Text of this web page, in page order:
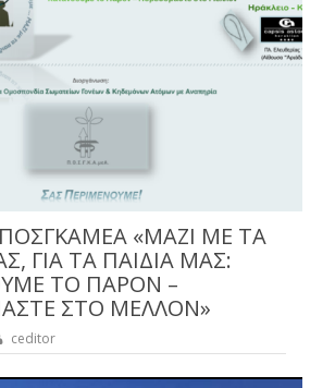
«ΜΑΖΙ ΜΕ ΤΑ
ΓΙΑ ΤΑ ΠΑΙΔΙΑ ΜΑΣ:
ΤΟ ΠΑΡΟΝ –
ΣΤΟ ΜΕΛΛΟΝ»
ceditor